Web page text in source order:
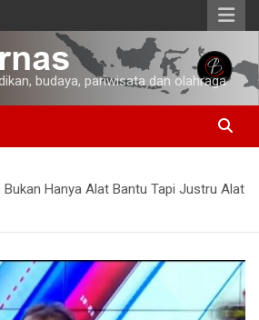
budaya, pariwisata dan olahraga
Bukan Hanya Alat Bantu Tapi Justru Alat